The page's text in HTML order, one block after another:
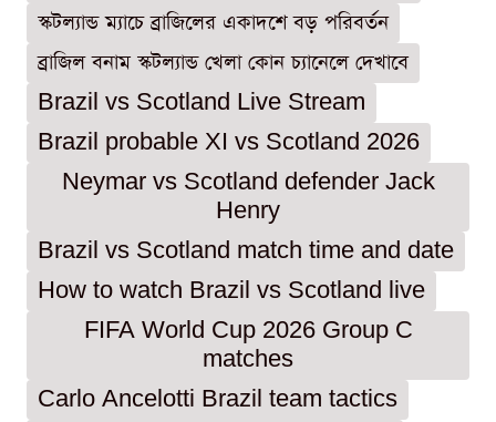
স্কটল্যান্ড ম্যাচে ব্রাজিলের একাদশে বড় পরিবর্তন
ব্রাজিল বনাম স্কটল্যান্ড খেলা কোন চ্যানেলে দেখাবে
Brazil vs Scotland Live Stream
Brazil probable XI vs Scotland 2026
Neymar vs Scotland defender Jack
Henry
Brazil vs Scotland match time and date
How to watch Brazil vs Scotland live
FIFA World Cup 2026 Group C
matches
Carlo Ancelotti Brazil team tactics